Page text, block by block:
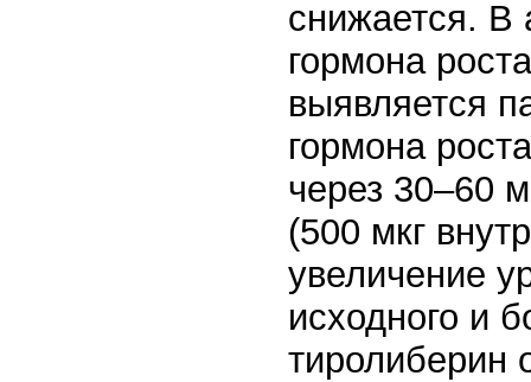
снижается. В
гормона
выявляется
гормона
через 30–60
(500 мкг
увеличение
исходного и
тиролиберин